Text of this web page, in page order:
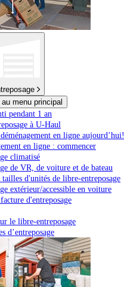
au menu principal
pendant 1 an
à U-Haul
en ligne aujourd’hui!
en ligne : commencer
climatisé
de VR, de voiture et de bateau
tailles d'unités de libre-entreposage
extérieur/accessible en voiture
d'entreposage
le libre-entreposage
d’entreposage